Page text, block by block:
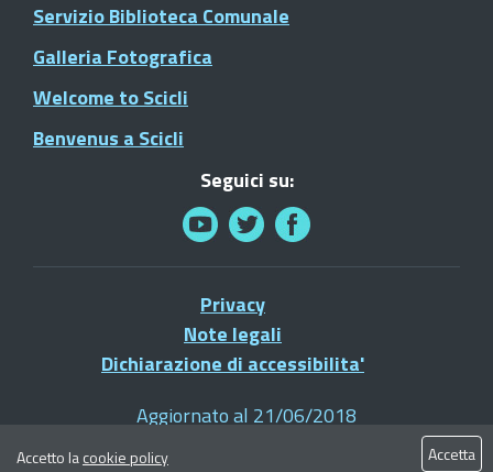
Servizio Biblioteca Comunale
Galleria Fotografica
Welcome to Scicli
Benvenus a Scicli
Seguici su:
Privacy
Note legali
Dichiarazione di accessibilita'
Aggiornato al 21/06/2018
© 2021 Comune di Scicli - Tutti i diritti riservati
Accetto lacookie policy Accetta